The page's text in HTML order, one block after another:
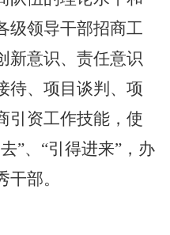
级领导干部招商工
新意识、责任意识
待、项目谈判、项
引资工作技能，使
”、“引得进来”，办
部。